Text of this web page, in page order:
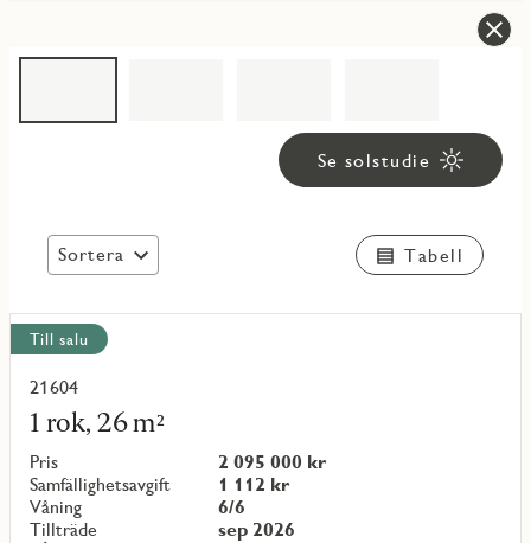
Se solstudie
Sortera Tabell
Visa
alla
objekt
Till salu
21604
1 rok, 26 m²
Pris
2 095 000 kr
Samfällighetsavgift
1 112 kr
Våning
6/6
Tillträde
sep 2026
Läs
mer
om
objekt
{objectNumber}